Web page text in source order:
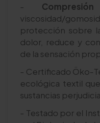
-
viscosidad/
protección sobre
dolor, reduce y
de la sensación
- Certificado Öko-
ecológica textil
sustancias
- Testado por el